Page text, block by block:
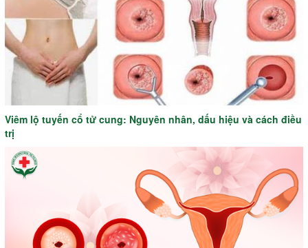
Viêm lộ tuyến cổ tử cung: Nguyên nhân, dấu hiệu và cách điều
trị